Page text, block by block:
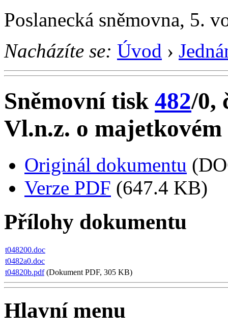
Poslanecká sněmovna, 5.
Nacházíte se: Úvod ›
Sněmovní tisk 482/0,
Vl.n.z. o
Originál dokumentu
Verze PDF (647.4 KB)
Přílohy dokumentu
t048200.doc
t0482a0.doc
t04820b.pdf(Dokument PDF, 305 KB)
Hlavní menu